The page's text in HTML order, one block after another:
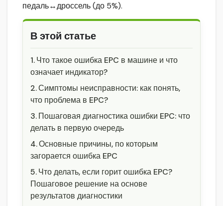
педаль↔дроссель (до 5%).
В этой статье
Что такое ошибка EPC в машине и что
означает индикатор?
Симптомы неисправности: как понять,
что проблема в EPC?
Пошаговая диагностика ошибки EPC: что
делать в первую очередь
Основные причины, по которым
загорается ошибка EPC
Что делать, если горит ошибка EPC?
Пошаговое решение на основе
результатов диагностики